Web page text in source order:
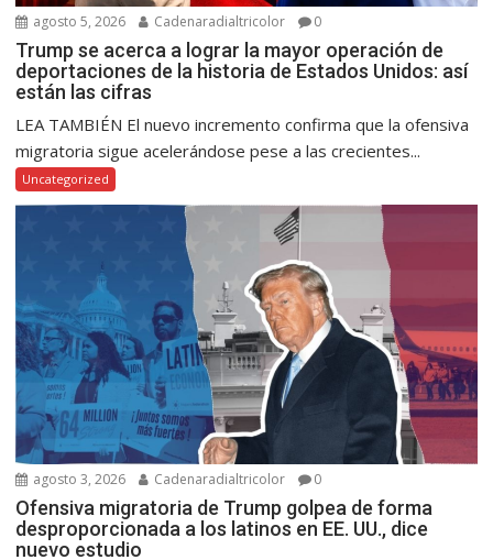
agosto 5, 2026 Cadenaradialtricolor 0
Trump se acerca a lograr la mayor operación de
deportaciones de la historia de Estados Unidos: así
están las cifras
LEA TAMBIÉN El nuevo incremento confirma que la ofensiva
migratoria sigue acelerándose pese a las crecientes...
Uncategorized
agosto 3, 2026 Cadenaradialtricolor 0
Ofensiva migratoria de Trump golpea de forma
desproporcionada a los latinos en EE. UU., dice
nuevo estudio